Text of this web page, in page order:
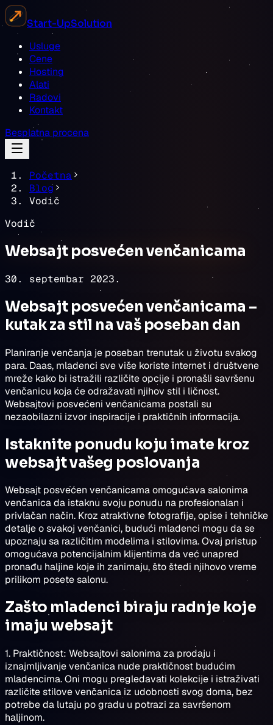
Start-UpSolution
Usluge
Cene
Hosting
Alati
Radovi
Kontakt
Besplatna procena
Početna
Blog
Vodič
Vodič
Websajt posvećen venčanicama
30. septembar 2023.
Websajt posvećen venčanicama –
kutak za stil na vaš poseban dan
Planiranje venčanja je poseban trenutak u životu svakog
para. Daas, mladenci sve više koriste internet i društvene
mreže kako bi istražili različite opcije i pronašli savršenu
venčanicu koja će odražavati njihov stil i ličnost.
Websajtovi posvećeni venčanicama postali su
nezaobilazni izvor inspiracije i praktičnih informacija.
Istaknite ponudu koju imate kroz
websajt vašeg poslovanja
Websajt posvećen venčanicama omogućava salonima
venčanica da istaknu svoju ponudu na profesionalan i
privlačan način. Kroz atraktivne fotografije, opise i tehničke
detalje o svakoj venčanici, budući mladenci mogu da se
upoznaju sa različitim modelima i stilovima. Ovaj pristup
omogućava potencijalnim klijentima da već unapred
pronađu haljine koje ih zanimaju, što štedi njihovo vreme
prilikom posete salonu.
Zašto mladenci biraju radnje koje
imaju websajt
1. Praktičnost: Websajtovi salonima za prodaju i
iznajmljivanje venčanica nude praktičnost budućim
mladencima. Oni mogu pregledavati kolekcije i istraživati
različite stilove venčanica iz udobnosti svog doma, bez
potrebe da lutaju po gradu u potrazi za savršenom
haljinom.